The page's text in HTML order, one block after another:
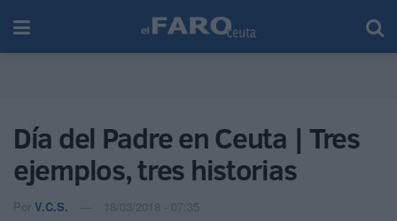
Día del Padre en Ceuta | Tres
ejemplos, tres historias
Por V.C.S. 18/03/2018 - 07:35